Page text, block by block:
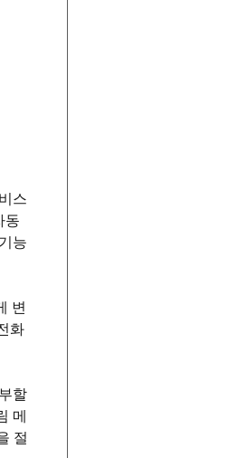
스
동
능
변
화
할
메
절